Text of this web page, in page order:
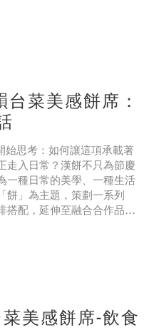
者追求健康美學與故事
，餅藝師選用糯米慢火烹
菜美感餅席：
思考：如何讓這項承載著
走入日常？漢餅不只為節慶
一種日常的美學、一種生活
餅」為主題，策劃一系列
搭配，延伸至融合合作品牌
相信，漢餅不只是味覺的
同形式的策展與體驗，我
美感餅席-飲食